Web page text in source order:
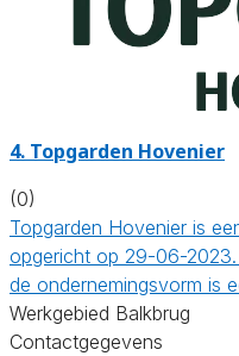
4. Topgarden Hovenier
(0)
Topgarden Hovenier is
opgericht op 29-06-
de ondernemingsvorm is
Werkgebied Balkbrug
Contactgegevens